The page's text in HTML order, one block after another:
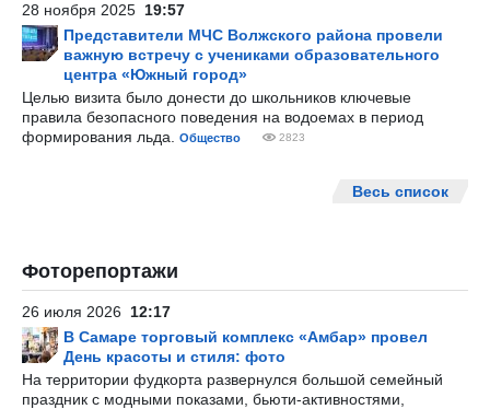
28 ноября 2025 19:57
Представители МЧС Волжского района провели
важную встречу с учениками образовательного
центра «Южный город»
Целью визита было донести до школьников ключевые
правила безопасного поведения на водоемах в период
формирования льда.
Общество 2823
Весь список
Фоторепортажи
26 июля 2026 12:17
В Самаре торговый комплекс «Амбар» провел
День красоты и стиля: фото
На территории фудкорта развернулся большой семейный
праздник с модными показами, бьюти-активностями,